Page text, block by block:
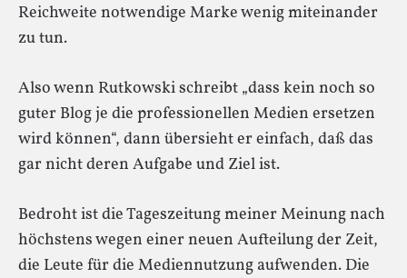
Reichweite notwendige Marke wenig miteinander
zu tun.
Also wenn Rutkowski schreibt „dass kein noch so
guter Blog je die professionellen Medien ersetzen
wird können“, dann übersieht er einfach, daß das
gar nicht deren Aufgabe und Ziel ist.
Bedroht ist die Tageszeitung meiner Meinung nach
höchstens wegen einer neuen Aufteilung der Zeit,
die Leute für die Mediennutzung aufwenden. Die